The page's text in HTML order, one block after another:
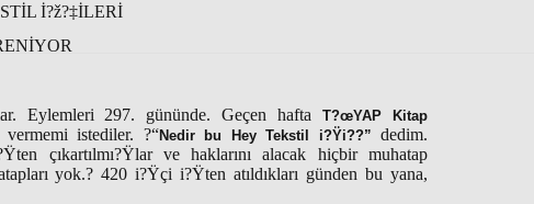
İ?ž?‡İLERİ
Eylemleri 297. gününde. Geçen haftaT?œYAP Kitap
vermemi istediler. ?“Nedir bu Hey Tekstil i?Ÿi??” dedim.
çıkartılmı?Ÿlar ve haklarını alacak hiçbir muhatap
yok.? 420 i?Ÿçi i?Ÿten atıldıkları günden bu yana,